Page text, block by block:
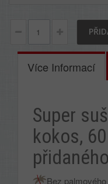
Více Informací
Super
kokos,
Bez